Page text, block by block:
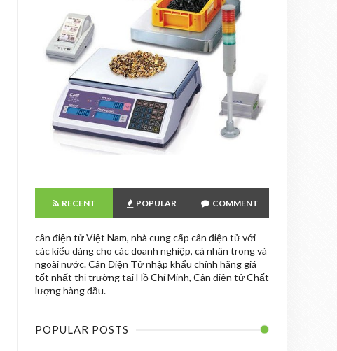
RECENT POPULAR COMMENT
cân điện tử Việt Nam, nhà cung cấp cân điện tử với
các kiểu dáng cho các doanh nghiệp, cá nhân trong và
ngoài nước. Cân Điện Tử nhập khẩu chính hãng giá
tốt nhất thị trường tại Hồ Chí Minh, Cân điện tử Chất
lượng hàng đầu.
POPULAR POSTS